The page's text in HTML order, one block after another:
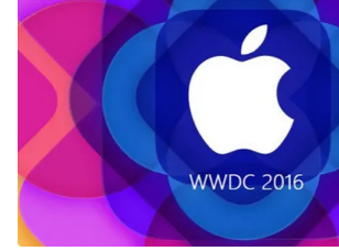
Theo dõi báo trên
Cơ quan chủ quản:
Đài Truyền hình Việt
Cơ quan báo chí:
Thời báo VTV
Giấy phép hoạt động báo in và báo điện tử
cấp ngày 29/12/2023
Tổng Biên tập:Vũ Thanh Thủy